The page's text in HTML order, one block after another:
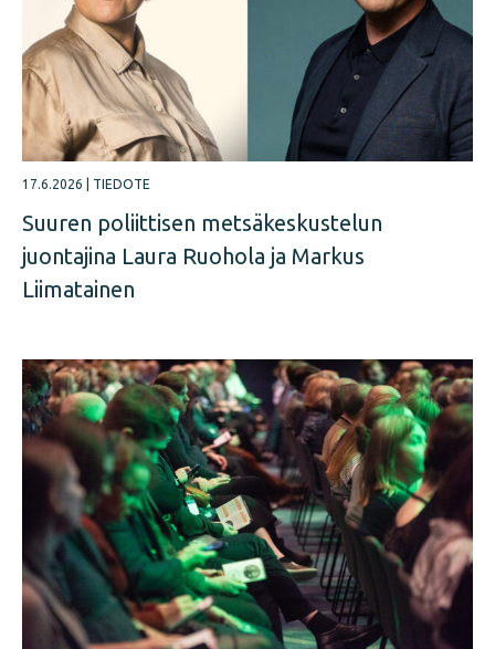
17.6.2026 TIEDOTE
Suuren poliittisen metsäkeskustelun
juontajina Laura Ruohola ja Markus
Liimatainen